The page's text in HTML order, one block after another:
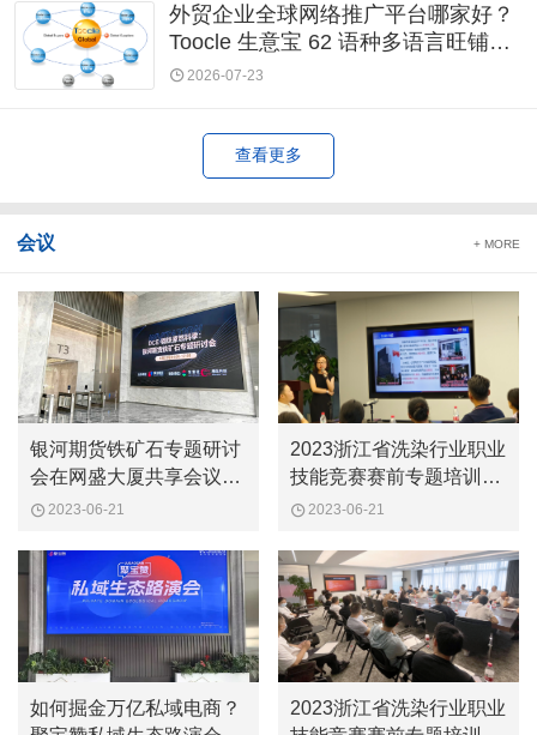
外贸企业全球网络推广平台哪家好？
Toocle 生意宝 62 语种多语言旺铺全
球通服务，破除语言获客壁垒
2026-07-23
查看更多
会议 + MORE
银河期货铁矿石专题研讨
会在网盛大厦共享会议中
心举行
2023-06-21
2023浙江省洗染行业职业
技能竞赛赛前专题培训班
在网盛大厦开班
2023-06-21
如何掘金万亿私域电商？
2023浙江省洗染行业职业